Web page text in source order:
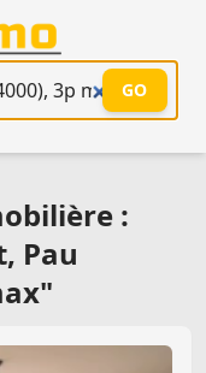
GO
:
Pau